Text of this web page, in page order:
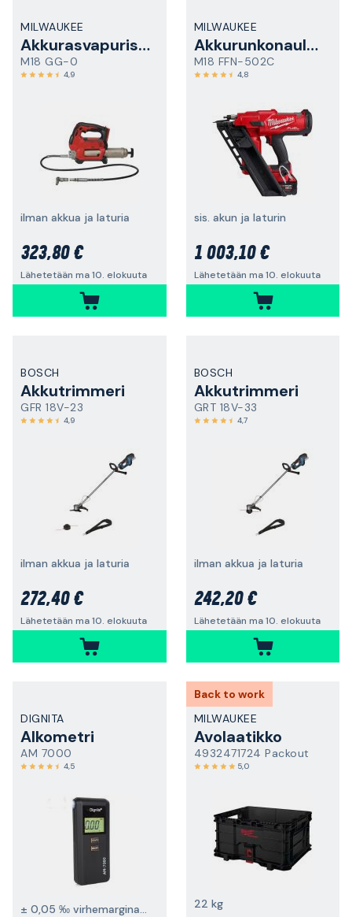
MILWAUKEE
Akkurasvapuristin
M18 GG-0
4,9
ilman akkua ja laturia
323,80 €
Lähetetään ma 10. elokuuta
MILWAUKEE
Akkurunkonaulain
M18 FFN-502C
4,8
sis. akun ja laturin
1 003,10 €
Lähetetään ma 10. elokuuta
BOSCH
Akkutrimmeri
GFR 18V-23
4,9
ilman akkua ja laturia
272,40 €
Lähetetään ma 10. elokuuta
BOSCH
Akkutrimmeri
GRT 18V-33
4,7
ilman akkua ja laturia
242,20 €
Lähetetään ma 10. elokuuta
DIGNITA
Alkometri
AM 7000
4,5
± 0,05 ‰ virhemarginaali 0,50 ‰ tarkkuudessa
Back to work
MILWAUKEE
Avolaatikko
4932471724 Packout
5,0
22 kg